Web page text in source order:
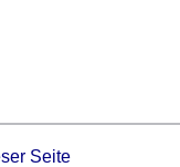
Seite